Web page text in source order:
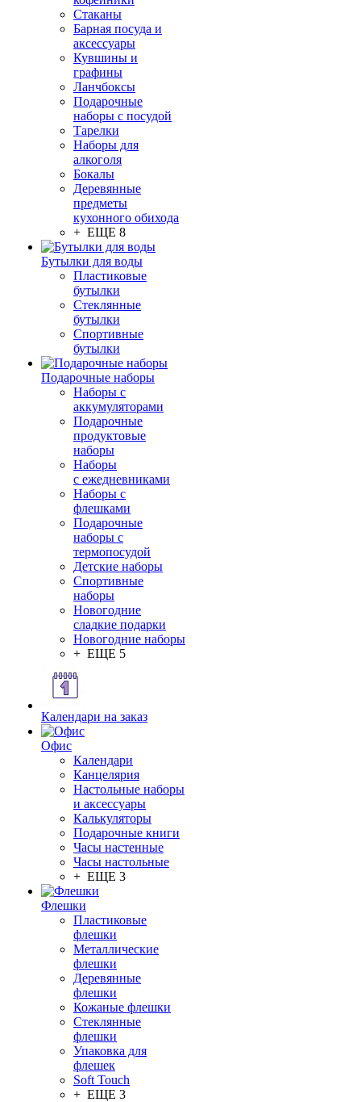
Стаканы
Барная посуда и
аксессуары
Кувшины и
графины
Ланчбоксы
Подарочные
наборы с посудой
Тарелки
Наборы для
алкоголя
Бокалы
Деревянные
предметы
кухонного обихода
+ ЕЩЕ 8
Бутылки для воды
Пластиковые
бутылки
Стеклянные
бутылки
Спортивные
бутылки
Подарочные наборы
Наборы с
аккумуляторами
Подарочные
продуктовые
наборы
Наборы
с ежедневниками
Наборы с
флешками
Подарочные
наборы с
термопосудой
Детские наборы
Спортивные
наборы
Новогодние
сладкие подарки
Новогодние наборы
+ ЕЩЕ 5
Календари на заказ
Офис
Календари
Канцелярия
Настольные наборы
и аксессуары
Калькуляторы
Подарочные книги
Часы настенные
Часы настольные
+ ЕЩЕ 3
Флешки
Пластиковые
флешки
Металлические
флешки
Деревянные
флешки
Кожаные флешки
Стеклянные
флешки
Упаковка для
флешек
Soft Touch
+ ЕЩЕ 3